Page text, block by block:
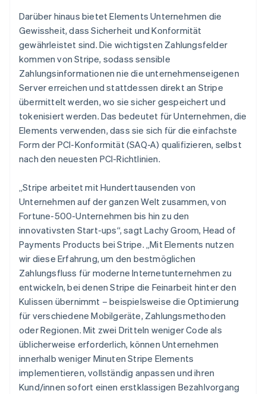
Darüber hinaus bietet Elements Unternehmen die
Gewissheit, dass Sicherheit und Konformität
gewährleistet sind. Die wichtigsten Zahlungsfelder
kommen von Stripe, sodass sensible
Zahlungsinformationen nie die unternehmenseigenen
Server erreichen und stattdessen direkt an Stripe
übermittelt werden, wo sie sicher gespeichert und
tokenisiert werden. Das bedeutet für Unternehmen, die
Elements verwenden, dass sie sich für die einfachste
Form der PCI-Konformität (SAQ-A) qualifizieren, selbst
nach den neuesten PCI-Richtlinien.
„Stripe arbeitet mit Hunderttausenden von
Unternehmen auf der ganzen Welt zusammen, von
Fortune-500-Unternehmen bis hin zu den
innovativsten Start-ups“, sagt Lachy Groom, Head of
Payments Products bei Stripe. „Mit Elements nutzen
wir diese Erfahrung, um den bestmöglichen
Zahlungsfluss für moderne Internetunternehmen zu
entwickeln, bei denen Stripe die Feinarbeit hinter den
Kulissen übernimmt – beispielsweise die Optimierung
für verschiedene Mobilgeräte, Zahlungsmethoden
oder Regionen. Mit zwei Dritteln weniger Code als
üblicherweise erforderlich, können Unternehmen
innerhalb weniger Minuten Stripe Elements
implementieren, vollständig anpassen und ihren
Kund/innen sofort einen erstklassigen Bezahlvorgang
Kanada
EnglishFrançais
Kroatien
EnglishItaliano
Lettland
English
Liechtenstein
DeutschEnglish
Litauen
English
Luxemburg
FrançaisDeutschEnglish
Malaysia
Malta
English
Mexiko
EspañolEnglish
Neuseeland
English
Niederlande
Nederlands English
Norwegen
English
Österreich
DeutschEnglish
Polen
English
Portugal
Português English
Rumänien
English